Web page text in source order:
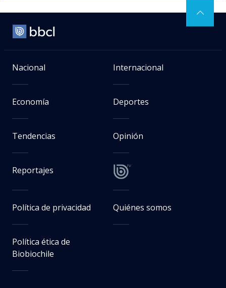
Nacional Internacional
Economía Deportes
Tendencias Opinión
Reportajes
Política de privacidad Quiénes somos
Política ética de
Biobiochile